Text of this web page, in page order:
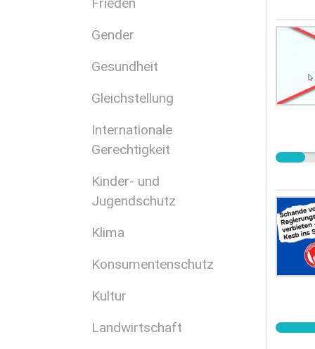
Gender
Gesundheit
Gleichstellung
Internationale
Gerechtigkeit
Kinder- und
Jugendschutz
Klima
Konsumentenschutz
Kultur
Landwirtschaft